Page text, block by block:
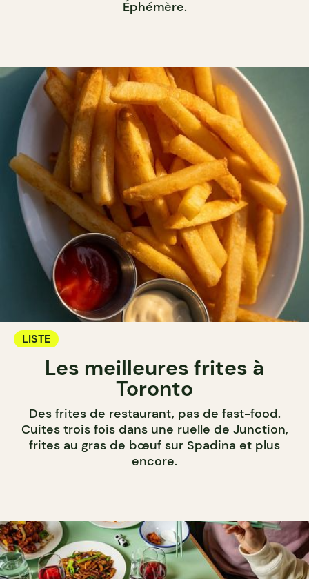
Éphémère.
LISTE
Les meilleures frites à
Toronto
Des frites de restaurant, pas de fast-food.
Cuites trois fois dans une ruelle de Junction,
frites au gras de bœuf sur Spadina et plus
encore.